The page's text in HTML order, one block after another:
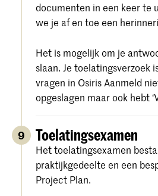
documenten in een keer te
we je af en toe een
Het is mogelijk om je
slaan. Je toelatingsverzoek
vragen in Osiris Aanmeld
opgeslagen maar ook hebt
9 Toelatingsexamen
Het toelatingsexamen
praktijkgedeelte en een
Project Plan.